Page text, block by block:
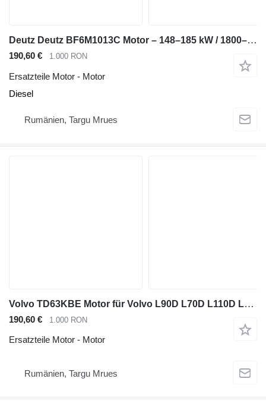
Deutz Deutz BF6M1013C Motor – 148–185 kW / 1800–2300 U/min – kompatibel für Volvo L110 Radlader
190,60 € 1.000 RON
Ersatzteile Motor - Motor
Diesel
Rumänien, Targu Mrues
Volvo TD63KBE Motor für Volvo L90D L70D L110D L120D Radlader
190,60 € 1.000 RON
Ersatzteile Motor - Motor
Rumänien, Targu Mrues